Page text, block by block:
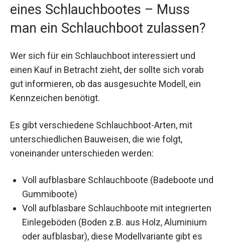
eines Schlauchbootes – Muss
man ein Schlauchboot zulassen?
Wer sich für ein Schlauchboot interessiert und
einen Kauf in Betracht zieht, der sollte sich vorab
gut informieren, ob das ausgesuchte Modell, ein
Kennzeichen benötigt.
Es gibt verschiedene Schlauchboot-Arten, mit
unterschiedlichen Bauweisen, die wie folgt,
voneinander unterschieden werden:
Voll aufblasbare Schlauchboote (Badeboote und
Gummiboote)
Voll aufblasbare Schlauchboote mit integrierten
Einlegeböden (Boden z.B. aus Holz, Aluminium
oder aufblasbar), diese Modellvariante gibt es